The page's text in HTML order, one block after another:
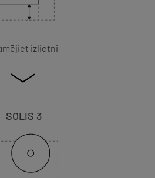
izlietni
SOLIS 3